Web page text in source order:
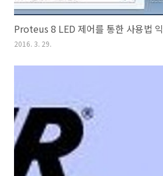
Proteus 8 LED 제어를 통한 사용법
2016. 3. 29.